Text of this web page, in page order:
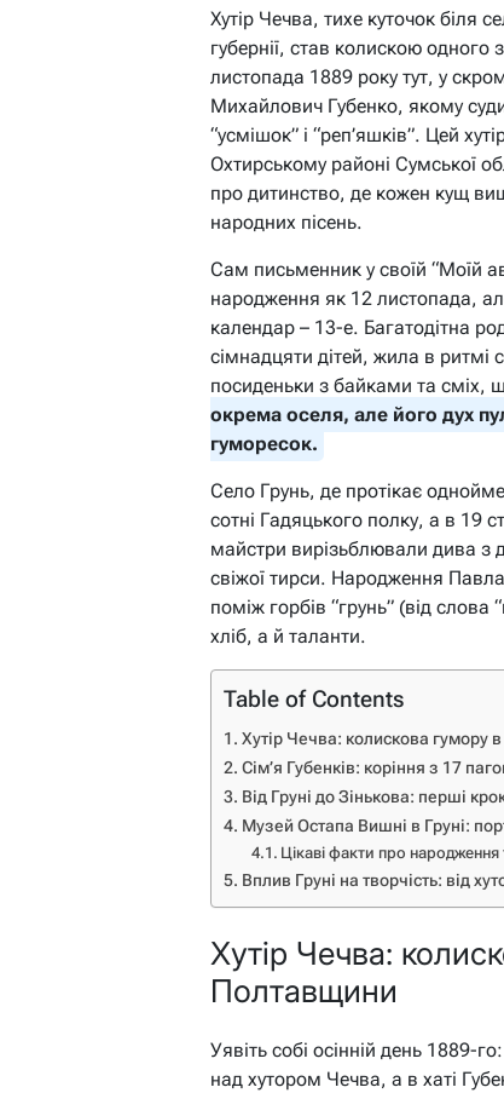
Хутір Чечва, тихе куточок біля
губернії, став колискою
листопада 1889 року тут, у
Михайлович Губенко, якому
“усмішок” і “реп’яшків”. Цей
Охтирському районі Сумської
про дитинство, де кожен кущ
народних пісень.
Сам письменник у своїй “Моїй
народження як 12 листопада,
календар – 13-е. Багатодітна
сімнадцяти дітей, жила в ритмі
посиденьки з байками та сміх,
окрема оселя, але його дух
гуморесок.
Село Грунь, де протікає
сотні Гадяцького полку, а в 19
майстри вирізьблювали дива з
свіжої тирси. Народження
поміж горбів “грунь” (від
хліб, а й таланти.
Table of Contents
Хутір Чечва: колискова гумору
Сім’я Губенків: коріння з 17
Від Груні до Зінькова: перші
Музей Остапа Вишні в Груні:
Цікаві факти про народження
Вплив Груні на творчість: від
Хутір Чечва:
Полтавщини
Уявіть собі осінній день 1889-
над хутором Чечва, а в хаті